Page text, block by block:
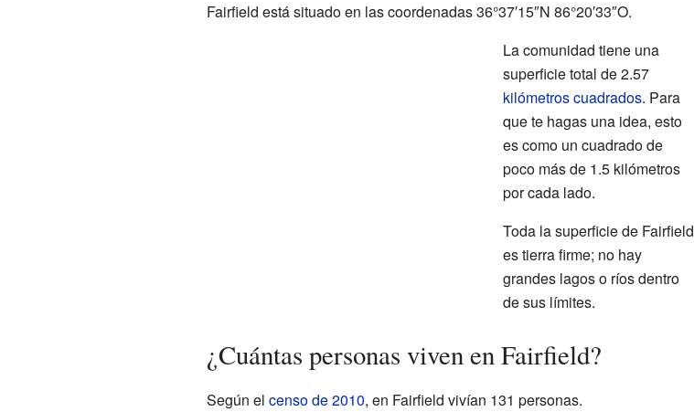
Fairfield está situado en las coordenadas 36°37′15″N 86°20′33″O.
La comunidad tiene una
superficie total de 2.57
kilómetros cuadrados. Para
que te hagas una idea, esto
es como un cuadrado de
poco más de 1.5 kilómetros
por cada lado.
Toda la superficie de Fairfield
es tierra firme; no hay
grandes lagos o ríos dentro
de sus límites.
¿Cuántas personas viven en Fairfield?
Según el censo de 2010, en Fairfield vivían 131 personas.